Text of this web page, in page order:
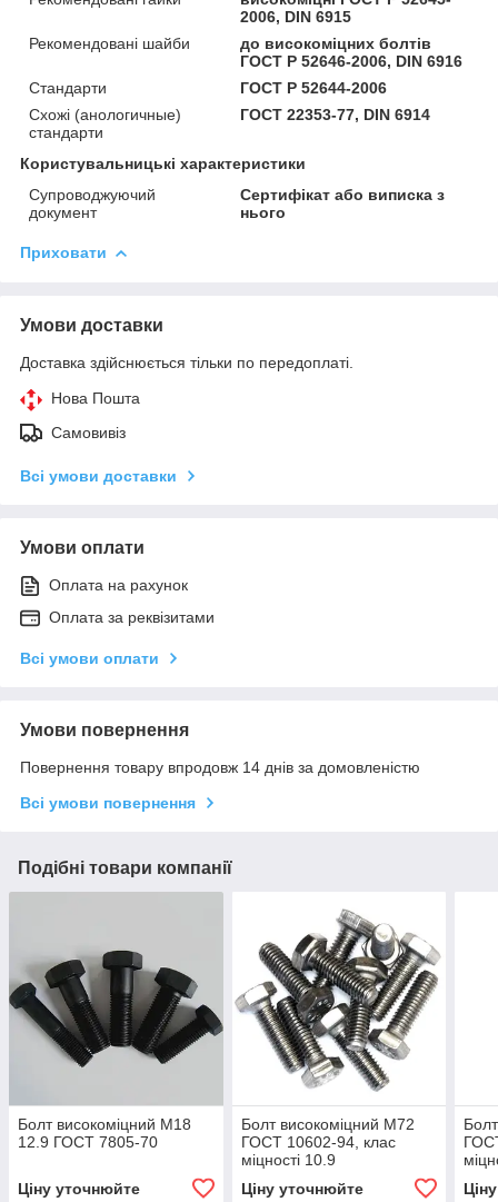
2006, DIN 6915
Рекомендовані шайби
до високоміцних болтів
ГОСТ Р 52646-2006, DIN 6916
Стандарти
ГОСТ Р 52644-2006
Схожі (анологичные)
стандарти
ГОСТ 22353-77, DIN 6914
Користувальницькі характеристики
Супроводжуючий
документ
Сертифікат або виписка з
нього
Приховати
Умови доставки
Доставка здійснюється тільки по передоплаті.
Нова Пошта
Самовивіз
Всі умови доставки
Умови оплати
Оплата на рахунок
Оплата за реквізитами
Всі умови оплати
Умови повернення
Повернення товару впродовж 14 днів за домовленістю
Всі умови повернення
Подібні товари компанії
Болт високоміцний М18
12.9 ГОСТ 7805-70
Ціну уточнюйте
Болт високоміцний М72
ГОСТ 10602-94, клас
міцності 10.9
Ціну уточнюйте